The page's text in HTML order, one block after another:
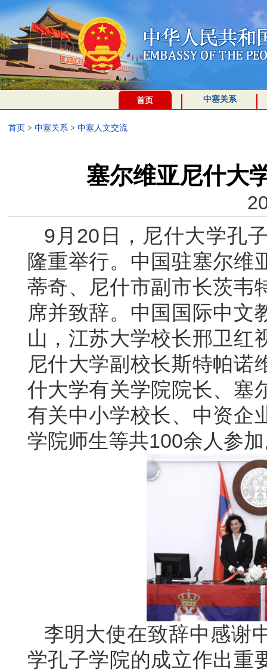
首页 中塞关系
首页 > 中塞关系> 中塞人文交流
塞尔维亚尼什大
9月20日，尼什大学孔
隆重举行。中国驻塞尔维
蒂奇、尼什市副市长茨韦
席并致辞。中国国际中文
山，江苏大学校长邢卫红
尼什大学副校长斯特帕诺
什大学有关学院院长、塞
有关中小学校长、中资企
学院师生等共100余人参
李明大使在致辞中感谢
学孔子学院的成立作出重